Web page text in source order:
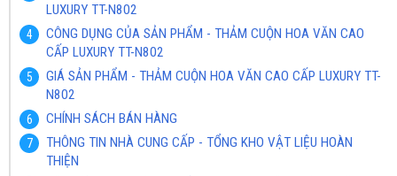
LUXURY TT-N802
CÔNG DỤNG CỦA SẢN PHẨM - THẢM CUỘN HOA VĂN CAO
CẤP LUXURY TT-N802
GIÁ SẢN PHẨM - THẢM CUỘN HOA VĂN CAO CẤP LUXURY TT-
N802
CHÍNH SÁCH BÁN HÀNG
THÔNG TIN NHÀ CUNG CẤP - TỔNG KHO VẬT LIỆU HOÀN
THIỆN